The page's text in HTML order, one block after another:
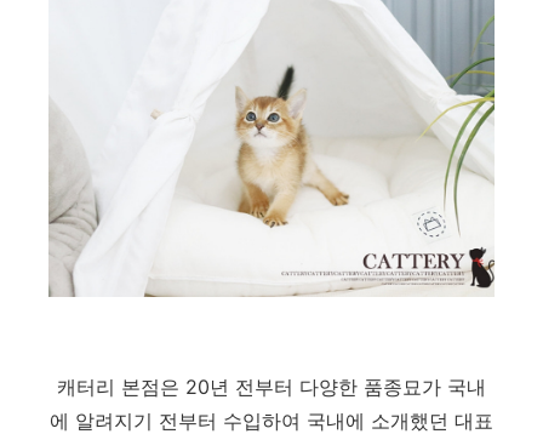
캐터리 본점은 20년 전부터 다양한 품종묘가 국내
에 알려지기 전부터 수입하여 국내에 소개했던 대표